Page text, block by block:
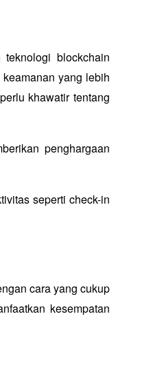
blockchain
yang lebih
khawatir tentang
penghargaan
seperti check-in
cara yang cukup
kesempatan